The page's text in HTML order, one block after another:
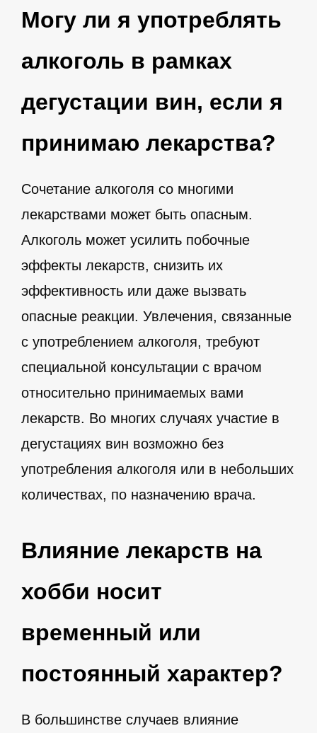
Могу ли я употреблять
алкоголь в рамках
дегустации вин, если я
принимаю лекарства?
Сочетание алкоголя со многими
лекарствами может быть опасным.
Алкоголь может усилить побочные
эффекты лекарств, снизить их
эффективность или даже вызвать
опасные реакции. Увлечения, связанные
с употреблением алкоголя, требуют
специальной консультации с врачом
относительно принимаемых вами
лекарств. Во многих случаях участие в
дегустациях вин возможно без
употребления алкоголя или в небольших
количествах, по назначению врача.
Влияние лекарств на
хобби носит
временный или
постоянный характер?
В большинстве случаев влияние